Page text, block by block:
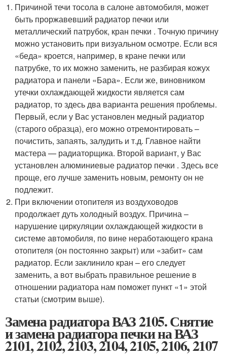
Причиной течи тосола в салоне автомобиля, может
быть проржавевший радиатор печки или
металлический патрубок, кран печки . Точную причину
можно установить при визуальном осмотре. Если вся
«беда» кроется, например, в кране печки или
патрубке, то их можно заменить, не разбирая кожух
радиатора и панели «Бара». Если же, виновником
утечки охлаждающей жидкости является сам
радиатор, то здесь два варианта решения проблемы.
Первый, если у Вас установлен медный радиатор
(старого образца), его можно отремонтировать –
почистить, запаять, залудить и т.д. Главное найти
мастера — радиаторщика. Второй вариант, у Вас
установлен алюминиевые радиатор печки . Здесь все
проще, его лучше заменить новым, ремонту он не
подлежит.
При включении отопителя из воздуховодов
продолжает дуть холодный воздух. Причина –
нарушение циркуляции охлаждающей жидкости в
системе автомобиля, по вине неработающего крана
отопителя (он постоянно закрыт) или «забит» сам
радиатор. Если заклинило кран – его следует
заменить, а вот выбрать правильное решение в
отношении радиатора нам поможет пункт «1» этой
статьи (смотрим выше).
Замена радиатора ВАЗ 2105. Снятие
и замена радиатора печки на ВАЗ
2101, 2102, 2103, 2104, 2105, 2106, 2107